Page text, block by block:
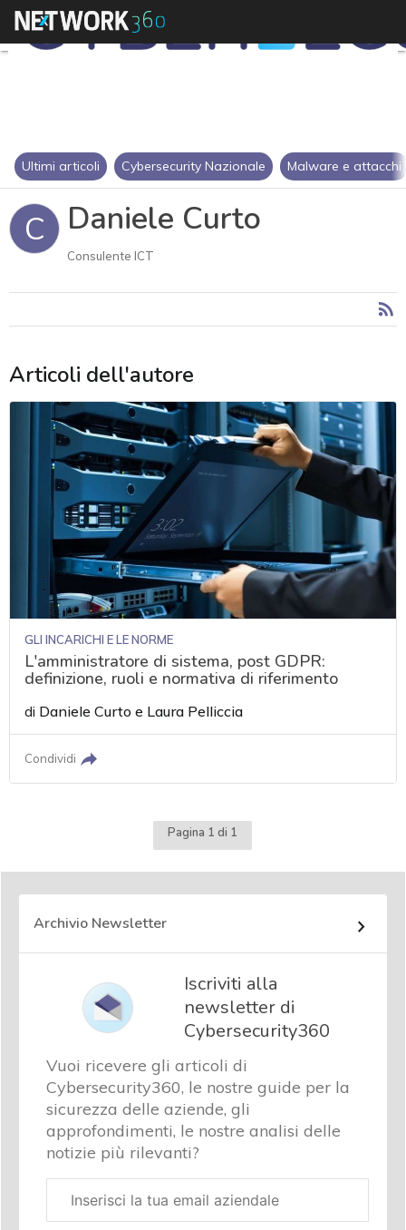
Ultimi articoli Cybersecurity Nazionale Malware e attacchi
C Daniele Curto
Consulente ICT
Articoli dell'autore
GLI INCARICHI E LE NORME
L'amministratore di sistema, post GDPR:
definizione, ruoli e normativa di riferimento
di Daniele Curto e Laura Pelliccia
Condividi
Pagina 1 di 1
Archivio Newsletter
Iscriviti alla
newsletter di
Cybersecurity360
Vuoi ricevere gli articoli di
Cybersecurity360, le nostre guide per la
sicurezza delle aziende, gli
approfondimenti, le nostre analisi delle
notizie più rilevanti?
aziendale